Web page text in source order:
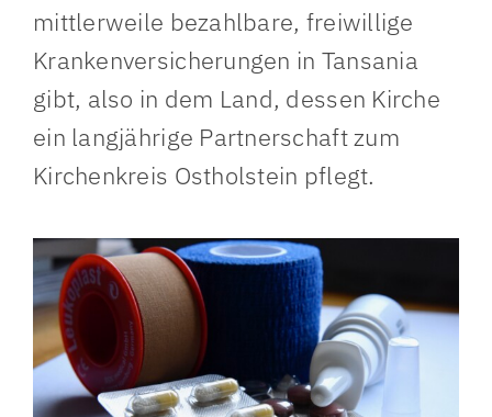
mittlerweile bezahlbare, freiwillige
Krankenversicherungen in Tansania
gibt, also in dem Land, dessen Kirche
ein langjährige Partnerschaft zum
Kirchenkreis Ostholstein pflegt.